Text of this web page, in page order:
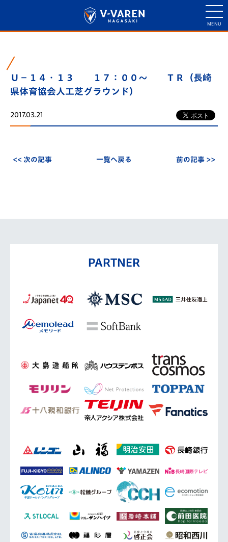
Ｕ－１４・１３ １７：００～ ＴＲ（長崎
県体育協会人工芝グラウンド）
2017.03.21
<< 次の記事 一覧へ戻る 前の記事 >>
PARTNER